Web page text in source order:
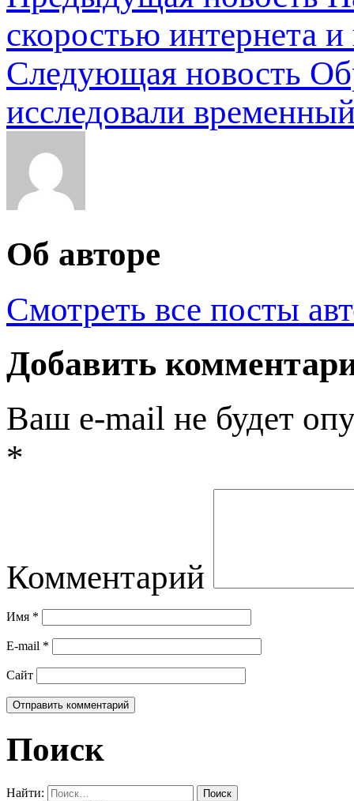
скоростью интернета
Следующая новость
исследовали
Об авторе
Смотреть все посты
Добавить
Ваш e-mail не будет
*
Комментарий
Имя *
E-mail *
Сайт
Поиск
Найти: